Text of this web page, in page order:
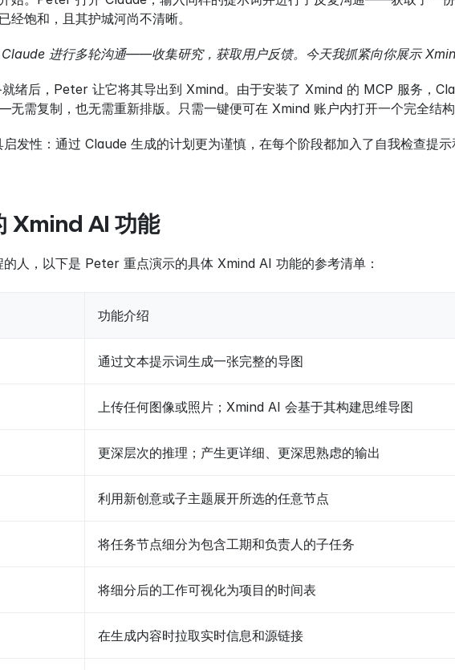
经饱和，且其护城河尚不清晰。
Claude 进行多轮沟通——收集研究，获取用户反馈。今天我抓紧向你展示
绪后，Peter 让它将其导出到 Xmind。由于安装了 Xmind 的 MCP 服务，
需复制，也无需重新排版。只需一键便可在 Xmind 账户内打开一个完全结构
发性：通过 Claude 生成的计划更为谨慎，在每个阶段都加入了自我检查提示
Xmind AI 功能
人，以下是 Peter 重点演示的具体 Xmind AI 功能的参考清单：
功能介绍
通过文本提示词生成一张完整的导图
上传任何图像或照片；Xmind AI 会基于其构建思维导图
更深层次的推理；产生更详细、更深思熟虑的输出
利用新创意或子主题展开所选的任意节点
将任务节点细分为包含工期和负责人的子任务
将细分后的工作可视化为项目的时间表
在生成内容时拉取实时信息和源链接